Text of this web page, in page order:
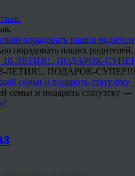
порадовать наших
ПОДАРОК-
семьи и подарить статуэтку